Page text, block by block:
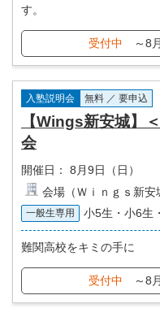
す。
受付中 ～8
入塾説明会 無料 ／ 要申込
【Wings新安城】
会
開催日：
8月9日（日）
会場（Ｗｉｎｇｓ新安
一般生専用 小5生・小6生
難関高校をキミの手に
受付中 ～8